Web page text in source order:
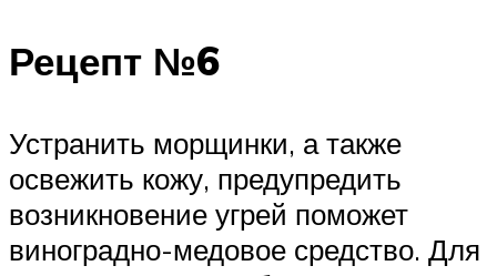
Рецепт №6
Устранить морщинки, а также
освежить кожу, предупредить
возникновение угрей поможет
виноградно-медовое средство. Для